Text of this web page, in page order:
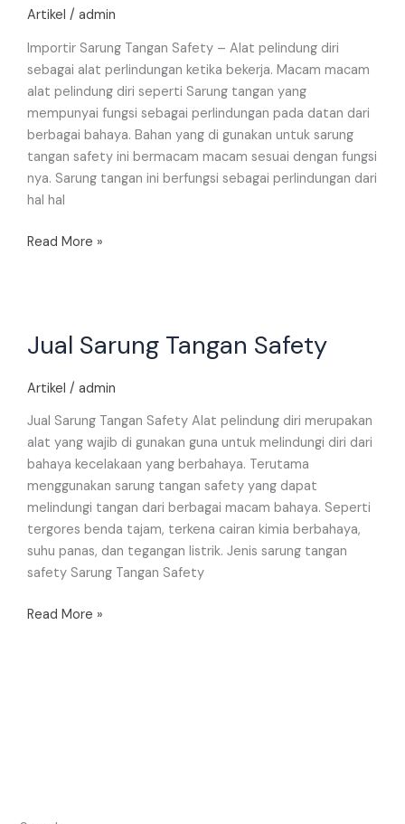
Artikel / admin
Importir Sarung Tangan Safety – Alat pelindung diri
sebagai alat perlindungan ketika bekerja. Macam macam
alat pelindung diri seperti Sarung tangan yang
mempunyai fungsi sebagai perlindungan pada datan dari
berbagai bahaya. Bahan yang di gunakan untuk sarung
tangan safety ini bermacam macam sesuai dengan fungsi
nya. Sarung tangan ini berfungsi sebagai perlindungan dari
hal hal
Safety
Read More »
Jual Sarung Tangan Safety
Artikel / admin
Jual Sarung Tangan Safety Alat pelindung diri merupakan
alat yang wajib di gunakan guna untuk melindungi diri dari
bahaya kecelakaan yang berbahaya. Terutama
menggunakan sarung tangan safety yang dapat
melindungi tangan dari berbagai macam bahaya. Seperti
tergores benda tajam, terkena cairan kimia berbahaya,
suhu panas, dan tegangan listrik. Jenis sarung tangan
safety Sarung Tangan Safety
Sarung
Safety
Read More »